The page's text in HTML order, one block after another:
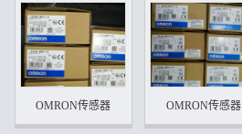
OMRON传感器 OMRON传感器